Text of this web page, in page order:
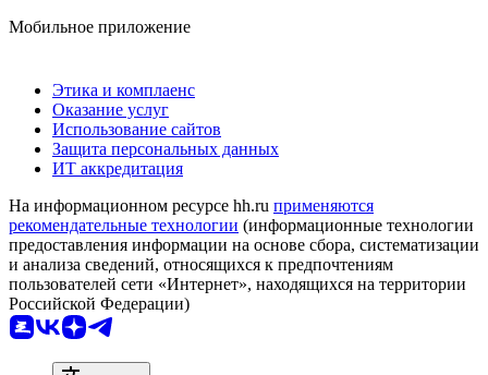
Мобильное приложение
Этика и комплаенс
Оказание услуг
Использование сайтов
Защита персональных данных
ИТ аккредитация
На информационном ресурсе hh.ru применяются
рекомендательные технологии (информационные технологии
предоставления информации на основе сбора, систематизации
и анализа сведений, относящихся к предпочтениям
пользователей сети «Интернет», находящихся на территории
Российской Федерации)